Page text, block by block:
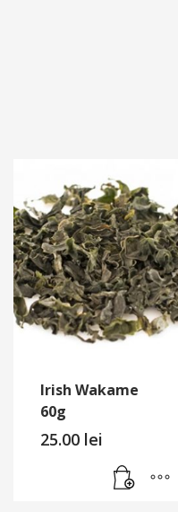
Irish Wakame
60g
25.00 lei